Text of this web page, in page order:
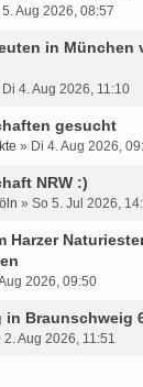
Aug 2026, 08:57
in München
4. Aug 2026, 11:10
gesucht
» Di 4. Aug 2026,
NRW :)
» So 5. Jul 2026,
Harzer
2026, 09:50
Braunschweig
2. Aug 2026, 11:51